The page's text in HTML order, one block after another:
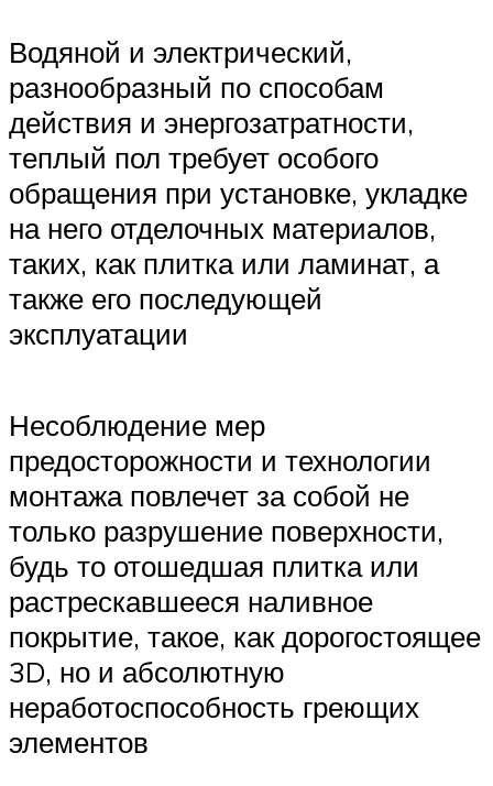
Водяной и электрический,
разнообразный по способам
действия и энергозатратности,
теплый пол требует особого
обращения при установке, укладке
на него отделочных материалов,
таких, как плитка или ламинат, а
также его последующей
эксплуатации
Несоблюдение мер
предосторожности и технологии
монтажа повлечет за собой не
только разрушение поверхности,
будь то отошедшая плитка или
растрескавшееся наливное
покрытие, такое, как дорогостоящее
3D, но и абсолютную
неработоспособность греющих
элементов